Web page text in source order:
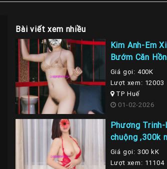
Bài viết xem nhiều
Kim Anh-Em
Bướm Căn
Giá gọi: 400K
Lượt xem: 12003
TP Huế
01-02-2026
Phương
chuộng ,300k
Giá gọi: 300 kK
Lượt xem: 11104